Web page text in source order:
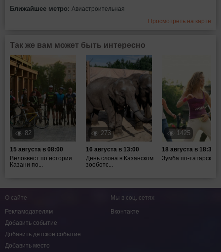
Ближайшее метро: Авиастроительная
Просмотреть на карте
Так же вам может быть интересно
82
15 августа в 08:00
Велоквест по истории
Казани по...
273
16 августа в 13:00
День слона в Казанском
зооботс...
1425
18 августа в 18:30
Зумба по-татарски
О сайте
Рекламодателям
Добавить событие
Добавить детское событие
Добавить место
Мы в соц. сетях
Вконтакте